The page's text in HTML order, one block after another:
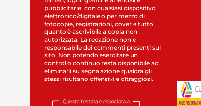
pubblicitarie, con qualsiasi dispositivo
elettronico/digitale o per mezzo di
fotocopie, registrazioni, cover e tutto
quanto è ascrivibile a copia non
autorizzata. La redazione non è
responsabile dei commenti presenti sul
sito. Non potendo esercitare un
controllo continuo resta disponibile ad
eliminarli su segnalazione qualora gli
stessi risultano offensivi e oltraggiosi.